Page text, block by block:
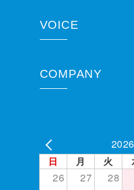
VOICE
COMPANY
日 月 火
26 27 28